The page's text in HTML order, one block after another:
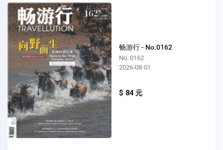
畅游行 - No.0162
No. 0162
2026-08-01
$ 84 元